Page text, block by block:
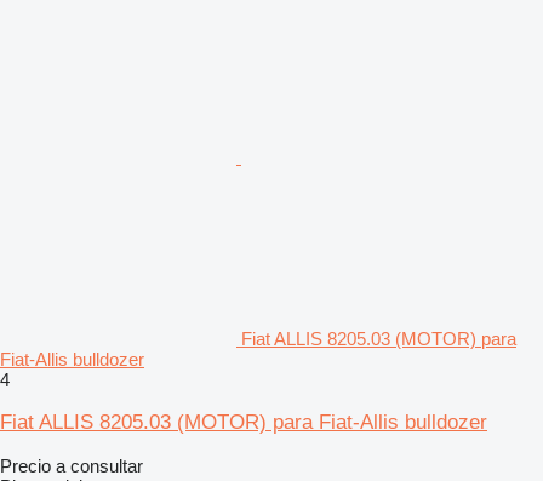
Fiat ALLIS 8205.03 (MOTOR) para
Fiat-Allis bulldozer
4
Fiat ALLIS 8205.03 (MOTOR) para Fiat-Allis bulldozer
Precio a consultar